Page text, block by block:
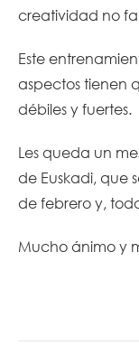
creatividad no
Este
aspectos tienen
débiles y fuertes.
Les queda un
de Euskadi, que
de febrero y,
Mucho ánimo y